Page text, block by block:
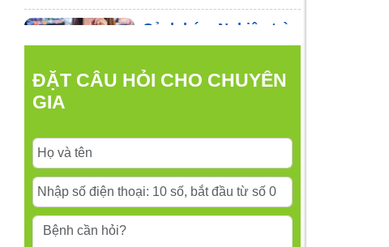
Cảnh báo: Nghiện trà
sữa làm tăng nguy cơ
trầm cảm
quen làm việc là dấu
cảm
Chữa lành đứa trẻ bên
ĐẶT CÂU HỎI CHO CHUYÊN
GIA